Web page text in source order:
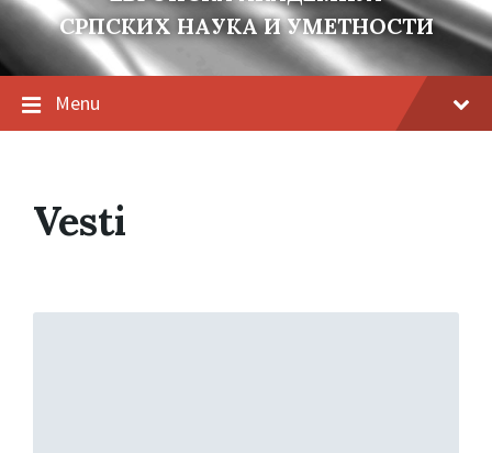
СРПСКИХ НАУКА И УМЕТНОСТИ
Menu
Vesti